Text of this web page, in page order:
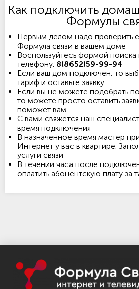
Как подключить
Формулы
Первым делом надо проверить
Формула связи в вашем доме
Воспользуйтесь формой
телефону: 8(8652)59-99-94
Если ваш дом подключен, то
тариф и оставьте заявку
Если вы не можете подобрать
то можете просто оставить
поможет вам
С вами свяжется наш
время подключения
В назначенное время мастер
Интернет у вас в квартире.
услуги связи
В течении часа после
оплатить абонентскую плату за